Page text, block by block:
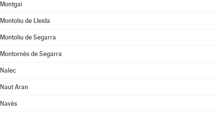
Montgai
Montoliu de Lleida
Montoliu de Segarra
Montornès de Segarra
Nalec
Naut Aran
Navès